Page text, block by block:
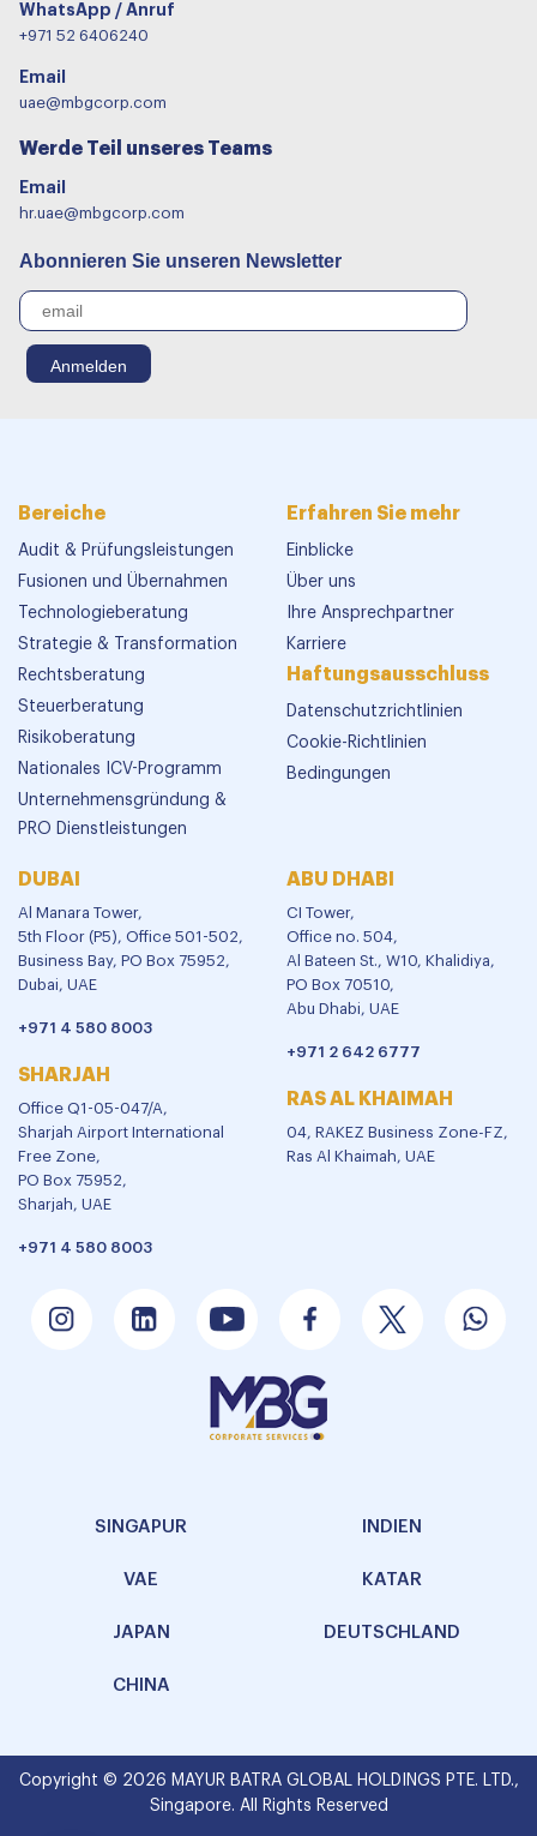
WhatsApp / Anruf
+971 52 6406240
Email
uae@mbgcorp.com
Werde Teil unseres Teams
Email
hr.uae@mbgcorp.com
Abonnieren Sie unseren Newsletter
Bereiche
Audit & Prüfungsleistungen
Fusionen und Übernahmen
Technologieberatung
Strategie & Transformation
Rechtsberatung
Steuerberatung
Risikoberatung
Nationales ICV-Programm
Unternehmensgründung &
PRO Dienstleistungen
Erfahren Sie mehr
Einblicke
Über uns
Ihre Ansprechpartner
Karriere
Haftungsausschluss
Datenschutzrichtlinien
Cookie-Richtlinien
Bedingungen
DUBAI
Al Manara Tower,
5th Floor (P5), Office 501-502,
Business Bay, PO Box 75952,
Dubai, UAE
+971 4 580 8003
SHARJAH
Office Q1-05-047/A,
Sharjah Airport International
Free Zone,
PO Box 75952,
Sharjah, UAE
+971 4 580 8003
ABU DHABI
CI Tower,
Office no. 504,
Al Bateen St., W10, Khalidiya,
PO Box 70510,
Abu Dhabi, UAE
+971 2 642 6777
RAS AL KHAIMAH
04, RAKEZ Business Zone-FZ,
Ras Al Khaimah, UAE
SINGAPUR INDIEN
VAE KATAR
JAPAN DEUTSCHLAND
CHINA
Copyright © 2026 MAYUR BATRA GLOBAL HOLDINGS PTE. LTD.,
Singapore. All Rights Reserved